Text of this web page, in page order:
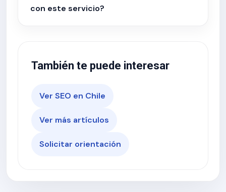
con este servicio?
También te puede interesar
Ver SEO en Chile
Ver más artículos
Solicitar orientación